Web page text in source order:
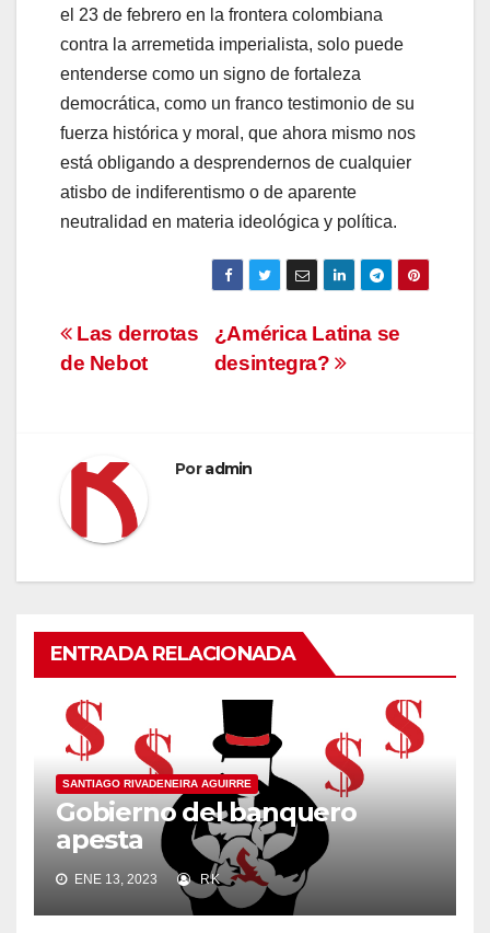
el 23 de febrero en la frontera colombiana
contra la arremetida imperialista, solo puede
entenderse como un signo de fortaleza
democrática, como un franco testimonio de su
fuerza histórica y moral, que ahora mismo nos
está obligando a desprendernos de cualquier
atisbo de indiferentismo o de aparente
neutralidad en materia ideológica y política.
Navegación
de
¿América Latina se
desintegra?
Las derrotas
de Nebot
Poradmin
ENTRADA RELACIONADA
SANTIAGO RIVADENEIRA AGUIRRE
Gobierno del banquero
apesta
ENE 13, 2023 RK